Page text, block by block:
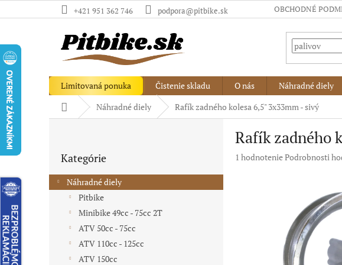
na
+421 951 362 746 podpora@pitbike.sk OBCHODNÉ
Limitovaná ponuka Čistenie skladu O nás Náhradné diely
DomovNáhradné diely Rafík zadného kolesa 6,5" 3x33mm - sivý
ý
p
kategórie
Kategórie
Náhradné diely
Pitbike
Minibike 49cc - 75cc 2T
ATV 50cc - 75cc
ATV 110cc - 125cc
ATV 150cc
Rafík zadného
Priemerné
1 hodnoteniePodrobnosti